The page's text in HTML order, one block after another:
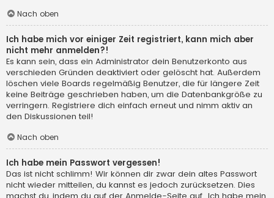
Nach oben
Ich habe mich vor einiger Zeit registriert, kann mich aber
nicht mehr anmelden?!
Es kann sein, dass ein Administrator dein Benutzerkonto aus
verschieden Gründen deaktiviert oder gelöscht hat. Außerdem
löschen viele Boards regelmäßig Benutzer, die für längere Zeit
keine Beiträge geschrieben haben, um die Datenbankgröße zu
verringern. Registriere dich einfach erneut und nimm aktiv an
den Diskussionen teil!
Nach oben
Ich habe mein Passwort vergessen!
Das ist nicht schlimm! Wir können dir zwar dein altes Passwort
nicht wieder mitteilen, du kannst es jedoch zurücksetzen. Dies